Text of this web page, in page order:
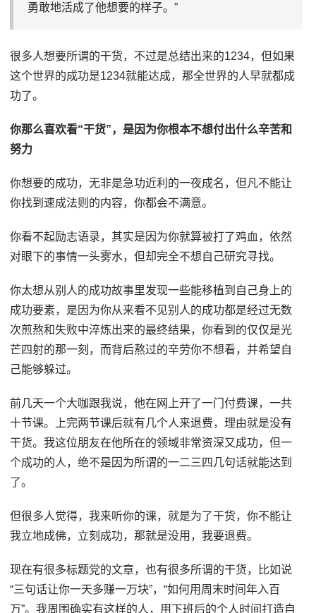
勇敢地活成了他想要的样子。”
很多人想要所谓的干货，不过是总结出来的1234，但如果
这个世界的成功是1234就能达成，那全世界的人早就都成
功了。
你那么喜欢看“干货”，是因为你根本不想付出什么辛苦和
努力
你想要的成功，无非是急功近利的一夜成名，但凡不能让
你找到速成法则的内容，你都会不满意。
你看不起励志语录，其实是因为你就算被打了鸡血，依然
对眼下的事情一头雾水，但却完全不想自己研究寻找。
你太想从别人的成功故事里发现一些能移植到自己身上的
成功要素，是因为你从来看不见别人的成功都是经过无数
次煎熬和失败中淬炼出来的最终结果，你看到的仅仅是光
芒四射的那一刻，而背后熬过的辛劳你不想看，并希望自
己能够躲过。
前几天一个大咖跟我说，他在网上开了一门付费课，一共
十节课。上完两节课后就有几个人来退费，理由就是没有
干货。我这位朋友在他所在的领域非常资深又成功，但一
个成功的人，绝不是因为所谓的一二三四几句话就能达到
了。
但很多人觉得，我来听你的课，就是为了干货，你不能让
我立地成佛，立刻成功，那就是没用，我要退费。
现在有很多标题党的文章，也有很多所谓的干货，比如说
“三句话让你一天多赚一万块”，“如何用周末时间年入百
万”。我周围确实有这样的人，用下班后的个人时间打造自